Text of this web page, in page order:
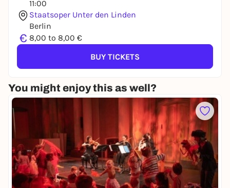
11:00
Staatsoper Unter den Linden
Berlin
€ 8,00 to 8,00 €
BUY TICKETS
You might enjoy this as well?